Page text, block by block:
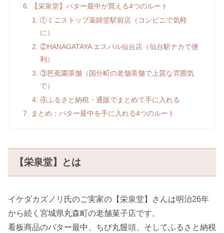
【栄泉堂】バター最中が買える4つのルート
①ミニストップ薬師堂駅前店（コンビニで気軽
に）
②HANAGATAYA エスパル仙台店（仙台駅ナカで便
利）
③芭蕉園茶舗（国分町の老舗茶舗で上質な雰囲気
で）
④ふるさと納税・通販でまとめて手に入れる
まとめ：バター最中を手に入れる4つのルート
【栄泉堂】とは
イケダカズノリ氏のご実家の【栄泉堂】さんは明治26年
から続く宮城県丸森町の老舗菓子店です。
看板商品のバター最中、ちび丸饅頭、そしてふるさと納税